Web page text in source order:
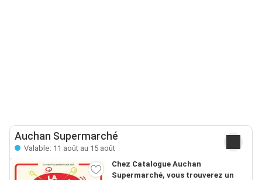
Auchan Supermarché
Valable: 11 août au 15 août
Chez Catalogue Auchan
Supermarché, vous trouverez un